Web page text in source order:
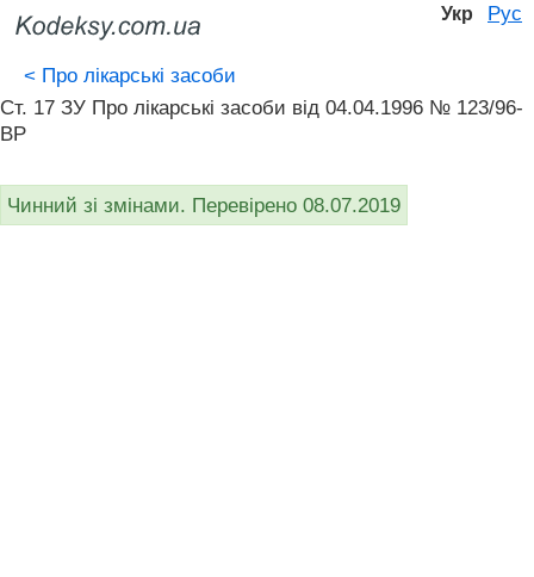
Укр Рус
< Про лікарські засоби
Ст. 17 ЗУ Про лікарські засоби від 04.04.1996 № 123/96-
ВР
Чинний зі змінами. Перевірено 08.07.2019